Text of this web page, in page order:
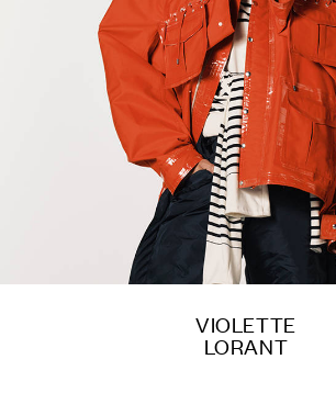
VIOLETTE
LORANT